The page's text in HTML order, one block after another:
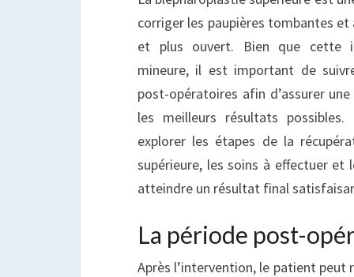
corriger les paupières tombantes
et plus ouvert. Bien que cette
mineure, il est important de
post-opératoires afin d’assurer
les meilleurs résultats
explorer les étapes de la
supérieure, les soins à effectuer et
atteindre un résultat final
La période post-
Après l’intervention, le patient